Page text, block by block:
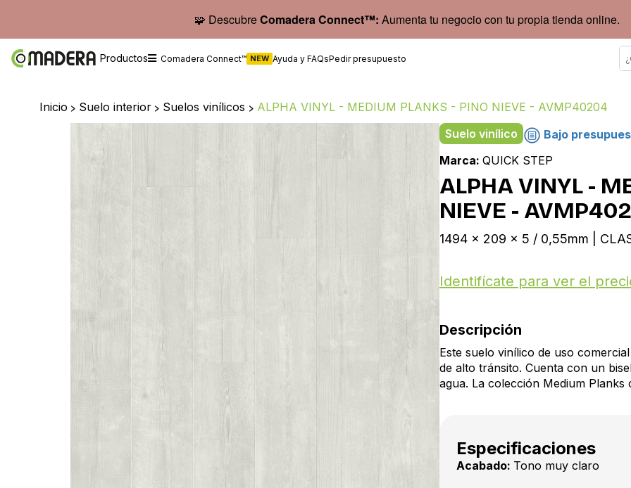
🧩 DescubreComadera Connect™: Aumenta tu negocio con tu propia tienda online.
Productos Comadera Connect™ NEW Ayuda y FAQsPedir presupuesto
Inicio > Suelo interior > Suelos vinílicos > ALPHA VINYL - MEDIUM PLANKS - PINO NIEVE - AVMP40204
Suelo vinílico
Bajo
Marca: QUICK STEP
ALPHA VINYL -
NIEVE -
1494 x 209 x 5 / 0,55mm |
Identifícate para ver el
Descripción
Este suelo vinílico de uso
de alto tránsito. Cuenta con un
agua. La colección Medium
Especificaciones
Acabado: Tono muy claro